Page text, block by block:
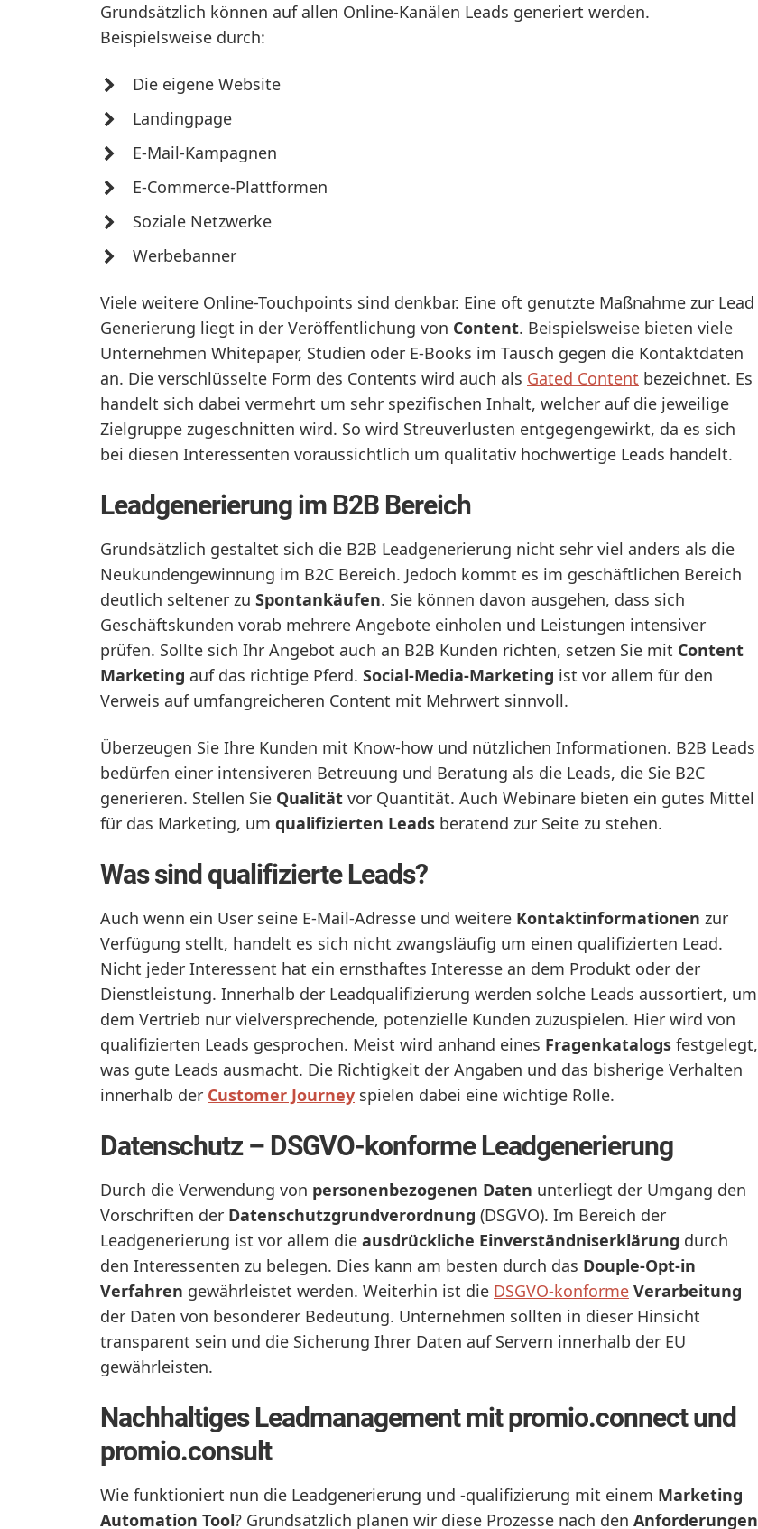
Grundsätzlich können auf allen Online-Kanälen Leads generiert werden.
Beispielsweise durch:
Die eigene Website
Landingpage
E-Mail-Kampagnen
E-Commerce-Plattformen
Soziale Netzwerke
Werbebanner
Viele weitere Online-Touchpoints sind denkbar. Eine oft genutzte Maßnahme zur Lead
Generierung liegt in der Veröffentlichung von Content. Beispielsweise bieten viele
Unternehmen Whitepaper, Studien oder E-Books im Tausch gegen die Kontaktdaten
an. Die verschlüsselte Form des Contents wird auch als Gated Content bezeichnet. Es
handelt sich dabei vermehrt um sehr spezifischen Inhalt, welcher auf die jeweilige
Zielgruppe zugeschnitten wird. So wird Streuverlusten entgegengewirkt, da es sich
bei diesen Interessenten voraussichtlich um qualitativ hochwertige Leads handelt.
Leadgenerierung im B2B Bereich
Grundsätzlich gestaltet sich die B2B Leadgenerierung nicht sehr viel anders als die
Neukundengewinnung im B2C Bereich. Jedoch kommt es im geschäftlichen Bereich
deutlich seltener zu Spontankäufen. Sie können davon ausgehen, dass sich
Geschäftskunden vorab mehrere Angebote einholen und Leistungen intensiver
prüfen. Sollte sich Ihr Angebot auch an B2B Kunden richten, setzen Sie mit Content
Marketing auf das richtige Pferd. Social-Media-Marketing ist vor allem für den
Verweis auf umfangreicheren Content mit Mehrwert sinnvoll.
Überzeugen Sie Ihre Kunden mit Know-how und nützlichen Informationen. B2B Leads
bedürfen einer intensiveren Betreuung und Beratung als die Leads, die Sie B2C
generieren. Stellen Sie Qualität vor Quantität. Auch Webinare bieten ein gutes Mittel
für das Marketing, um qualifizierten Leads beratend zur Seite zu stehen.
Was sind qualifizierte Leads?
Auch wenn ein User seine E-Mail-Adresse und weitere Kontaktinformationen zur
Verfügung stellt, handelt es sich nicht zwangsläufig um einen qualifizierten Lead.
Nicht jeder Interessent hat ein ernsthaftes Interesse an dem Produkt oder der
Dienstleistung. Innerhalb der Leadqualifizierung werden solche Leads aussortiert, um
dem Vertrieb nur vielversprechende, potenzielle Kunden zuzuspielen. Hier wird von
qualifizierten Leads gesprochen. Meist wird anhand eines Fragenkatalogs festgelegt,
was gute Leads ausmacht. Die Richtigkeit der Angaben und das bisherige Verhalten
innerhalb der Customer Journey spielen dabei eine wichtige Rolle.
Datenschutz – DSGVO-konforme Leadgenerierung
Durch die Verwendung von personenbezogenen Daten unterliegt der Umgang den
Vorschriften der Datenschutzgrundverordnung (DSGVO). Im Bereich der
Leadgenerierung ist vor allem die ausdrückliche Einverständniserklärung durch
den Interessenten zu belegen. Dies kann am besten durch das Douple-Opt-in
Verfahren gewährleistet werden. Weiterhin ist die DSGVO-konforme Verarbeitung
der Daten von besonderer Bedeutung. Unternehmen sollten in dieser Hinsicht
transparent sein und die Sicherung Ihrer Daten auf Servern innerhalb der EU
gewährleisten.
Nachhaltiges Leadmanagement mit promio.connect und
promio.consult
Wie funktioniert nun die Leadgenerierung und -qualifizierung mit einem Marketing
Automation Tool? Grundsätzlich planen wir diese Prozesse nach den Anforderungen